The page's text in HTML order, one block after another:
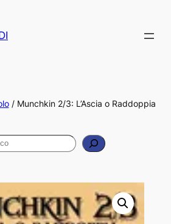
/ Munchkin 2/3: L’Ascia o Raddoppia